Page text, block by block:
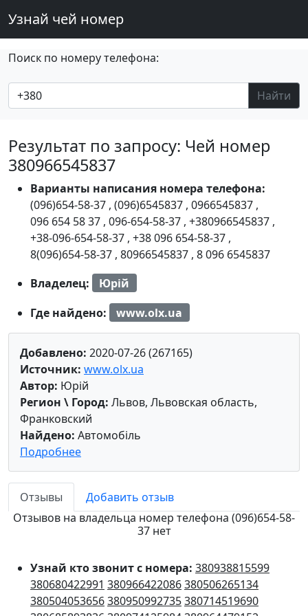
Узнай чей номер
Поиск по номеру телефона:
Найти
Результат по запросу: Чей номер
380966545837
Варианты написания номера телефона:
(096)654-58-37 , (096)6545837 , 0966545837 ,
096 654 58 37 , 096-654-58-37 , +380966545837 ,
+38-096-654-58-37 , +38 096 654-58-37 ,
8(096)654-58-37 , 80966545837 , 8 096 6545837
Владелец:
Юрій
Где найдено:
www.olx.ua
Добавлено: 2020-07-26 (267165)
Источник: www.olx.ua
Автор: Юрій
Регион \ Город: Львов, Львовская область,
Франковский
Найдено: Автомобіль
Подробнее
Отзывы
Добавить отзыв
Отзывов на владельца номер телефона (096)654-58-
37 нет
Узнай кто звонит с номера: 380938815599
380680422991 380966422086380506265134
380504053656380950992735380714519690